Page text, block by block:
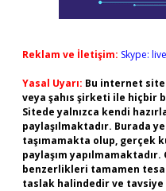
Reklam ve İletişim: Skype:
Yasal Uyarı: Bu internet
veya şahıs şirketi ile hiçbir
Sitede yalnızca kendi
paylaşılmaktadır. Burada
taşımamakta olup, gerçek
paylaşım
benzerlikleri tamamen
taslak halindedir ve